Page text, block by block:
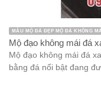
MẪU MỘ ĐÁ ĐẸP MỘ ĐÁ KHÔNG
Mộ đạo không mái đá
Mộ đạo không mái đá
bằng đá nổi bật đang